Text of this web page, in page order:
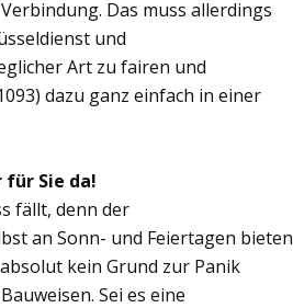
Das muss allerdings
und
Art zu fairen und
dazu ganz einfach in einer
für Sie da!
fällt, denn der
an Sonn- und Feiertagen bieten
kein Grund zur Panik
Sei es eine